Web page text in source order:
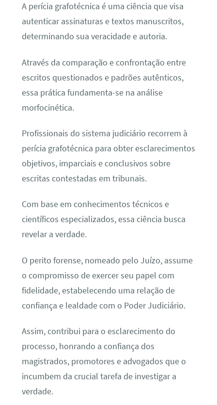
A perícia grafotécnica é uma ciência que visa
autenticar assinaturas e textos manuscritos,
determinando sua veracidade e autoria.
Através da comparação e confrontação entre
escritos questionados e padrões autênticos,
essa prática fundamenta-se na análise
morfocinética.
Profissionais do sistema judiciário recorrem à
perícia grafotécnica para obter esclarecimentos
objetivos, imparciais e conclusivos sobre
escritas contestadas em tribunais.
Com base em conhecimentos técnicos e
científicos especializados, essa ciência busca
revelar a verdade.
O perito forense, nomeado pelo Juízo, assume
o compromisso de exercer seu papel com
fidelidade, estabelecendo uma relação de
confiança e lealdade com o Poder Judiciário.
Assim, contribui para o esclarecimento do
processo, honrando a confiança dos
magistrados, promotores e advogados que o
incumbem da crucial tarefa de investigar a
verdade.